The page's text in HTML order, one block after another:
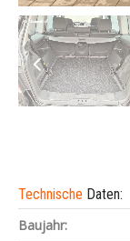
Technische Daten:
Baujahr: